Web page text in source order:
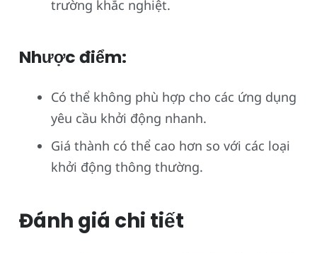
trường khắc nghiệt.
Nhược điểm:
Có thể không phù hợp cho các ứng dụng
yêu cầu khởi động nhanh.
Giá thành có thể cao hơn so với các loại
khởi động thông thường.
Đánh giá chi tiết